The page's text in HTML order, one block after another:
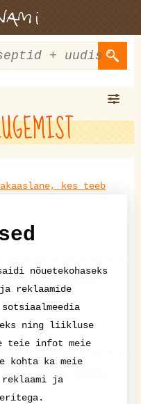
kes teeb
vannituppa?
Tammet "Aiast
nõuetekohaseks
reklaamide
ning liikluse
teie infot meie
kohta ka meie
ja